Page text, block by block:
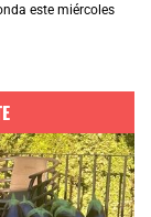
este miércoles